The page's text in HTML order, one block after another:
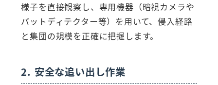
様子を直接観察し、専用機器（暗視カメラや
バットディテクター等）を用いて、侵入経路
と集団の規模を正確に把握します。
2. 安全な追い出し作業